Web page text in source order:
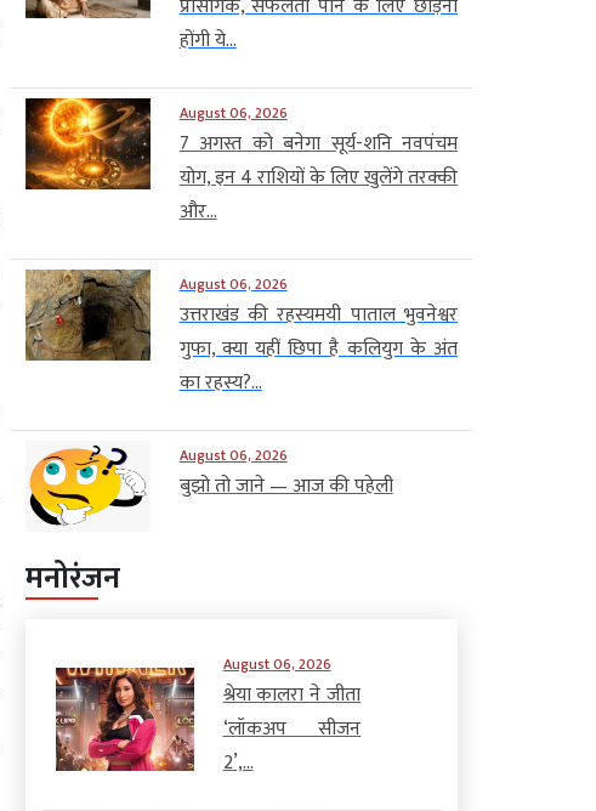
प्रासंगिक, सफलता पाने के लिए छोड़नी
होंगी ये...
August 06, 2026
7 अगस्त को बनेगा सूर्य-शनि नवपंचम
योग, इन 4 राशियों के लिए खुलेंगे तरक्की
और...
August 06, 2026
उत्तराखंड की रहस्यमयी पाताल भुवनेश्वर
गुफा, क्या यहीं छिपा है कलियुग के अंत
का रहस्य?...
August 06, 2026
बुझो तो जाने — आज की पहेली
मनोरंजन
August 06, 2026
श्रेया कालरा ने जीता
‘लॉकअप सीजन
2’,...